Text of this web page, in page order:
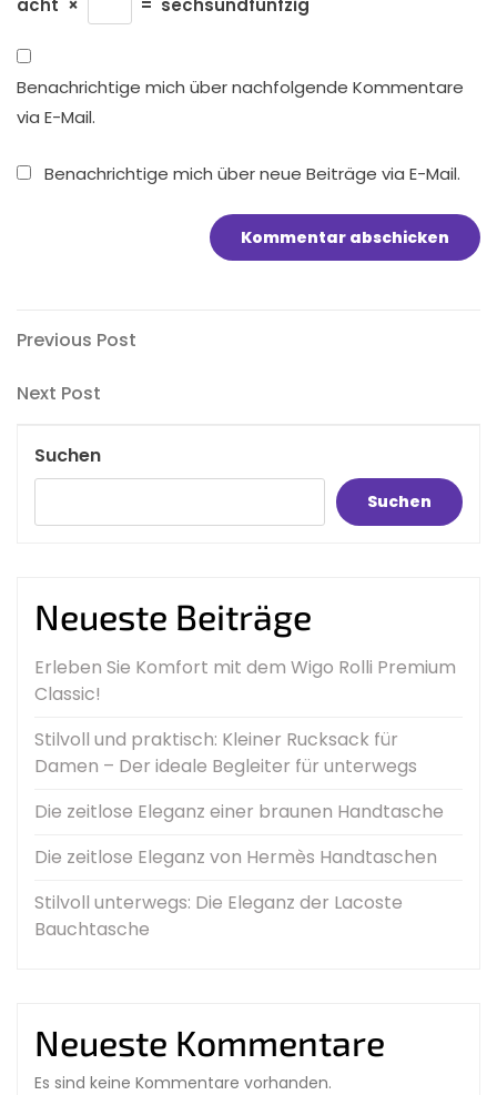
acht × = sechsundfünfzig
Benachrichtige mich über nachfolgende Kommentare
via E-Mail.
Benachrichtige mich über neue Beiträge via E-Mail.
Beitragsnavigation
Previous
Previous Post
Next
Next Post
Suchen
Suchen
Neueste Beiträge
Erleben Sie Komfort mit dem Wigo Rolli Premium
Classic!
Stilvoll und praktisch: Kleiner Rucksack für
Damen – Der ideale Begleiter für unterwegs
Die zeitlose Eleganz einer braunen Handtasche
Die zeitlose Eleganz von Hermès Handtaschen
Stilvoll unterwegs: Die Eleganz der Lacoste
Bauchtasche
Neueste Kommentare
Es sind keine Kommentare vorhanden.